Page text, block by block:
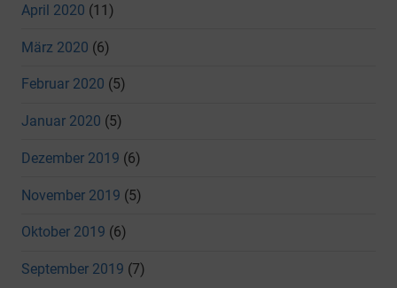
April 2020 (11)
März 2020 (6)
Februar 2020 (5)
Januar 2020 (5)
Dezember 2019 (6)
November 2019 (5)
Oktober 2019 (6)
September 2019 (7)